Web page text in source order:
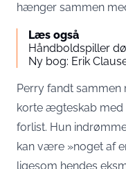
hænger sammen
Læs også
Håndboldspiller
Ny bog: Erik
Perry fandt sammen
korte ægteskab med
forlist. Hun
kan være »noget af
ligesom hendes